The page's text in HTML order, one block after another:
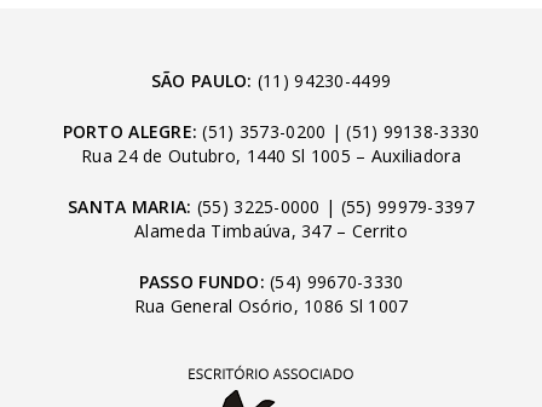
SÃO PAULO: (11) 94230-4499
PORTO ALEGRE: (51) 3573-0200 |(51) 99138-3330
Rua 24 de Outubro, 1440 Sl 1005 – Auxiliadora
SANTA MARIA: (55) 3225-0000 | (55) 99979-3397
Alameda Timbaúva, 347 – Cerrito
PASSO FUNDO: (54) 99670-3330
Rua General Osório, 1086 Sl 1007